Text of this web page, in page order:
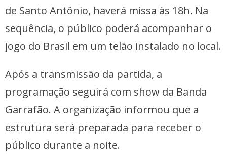
de Santo Antônio, haverá missa às 18h. Na
sequência, o público poderá acompanhar o
jogo do Brasil em um telão instalado no local.
Após a transmissão da partida, a
programação seguirá com show da Banda
Garrafão. A organização informou que a
estrutura será preparada para receber o
público durante a noite.